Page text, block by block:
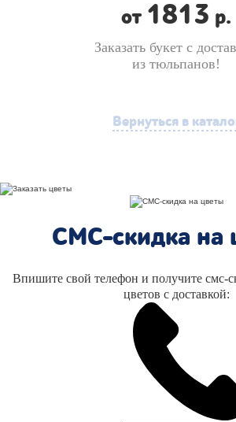
от 1813 р.
Заказать букет с
из тюльпанов!
Вернуться в
СМС-скидка на
Впишите свой телефон и получите смс-
цветов с доставкой: